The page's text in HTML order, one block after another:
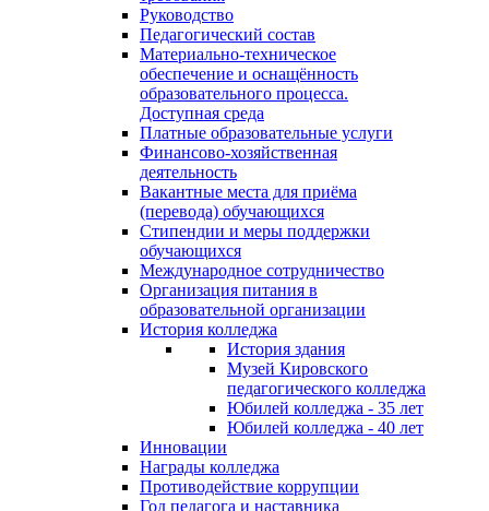
Руководство
Педагогический состав
Материально-техническое
обеспечение и оснащённость
образовательного процесса.
Доступная среда
Платные образовательные услуги
Финансово-хозяйственная
деятельность
Вакантные места для приёма
(перевода) обучающихся
Стипендии и меры поддержки
обучающихся
Международное сотрудничество
Организация питания в
образовательной организации
История колледжа
История здания
Музей Кировского
педагогического колледжа
Юбилей колледжа - 35 лет
Юбилей колледжа - 40 лет
Инновации
Награды колледжа
Противодействие коррупции
Год педагога и наставника